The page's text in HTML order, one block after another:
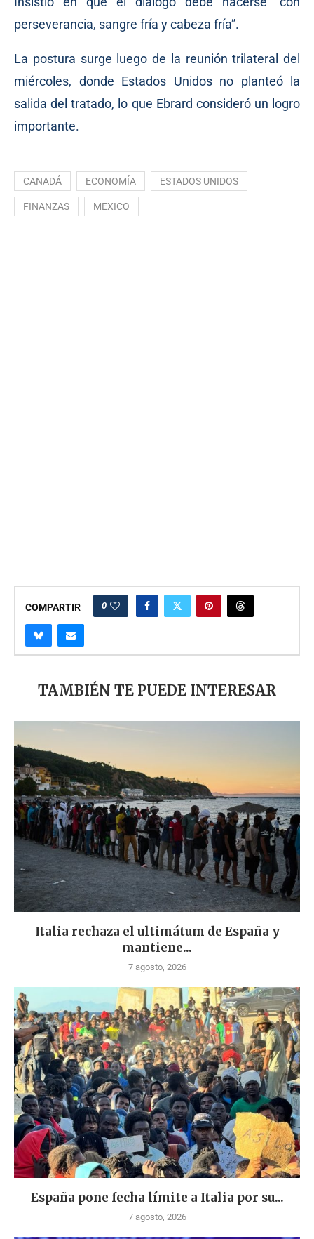
perseverancia, sangre fría y cabeza fría”.
La postura surge luego de la reunión trilateral del
miércoles, donde Estados Unidos no planteó la
salida del tratado, lo que Ebrard consideró un logro
importante.
CANADÁ ECONOMÍA ESTADOS UNIDOS
FINANZAS MEXICO
COMPARTIR 0
TAMBIÉN TE PUEDE INTERESAR
Italia rechaza el ultimátum de España y
mantiene...
7 agosto, 2026
España pone fecha límite a Italia por su...
7 agosto, 2026